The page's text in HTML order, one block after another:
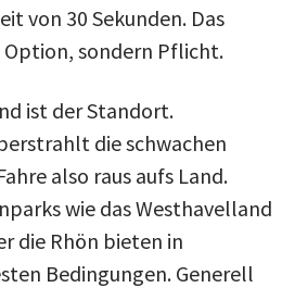
von 30 Sekunden. Das
sondern Pflicht.
ist der Standort.
die schwachen
also raus aufs Land.
wie das Westhavelland
die Rhön bieten in
Bedingungen. Generell